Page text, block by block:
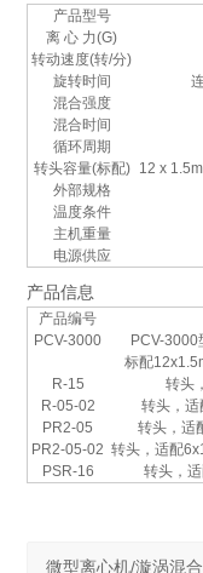
产品型号
离 心 力(G)
转动速度(转/分)
旋转时间
混合强度
混合时间
循环周期
转头容量(标配) 12 x
外部规格
温度条件
主机重量
电源供应
产品信息
产品编号
PCV-3000
PCV-
标配
R-15
转头
R-05-02
转头，
PR2-05
转头，适
PR2-05-02 转头，适配
PSR-16
转头，